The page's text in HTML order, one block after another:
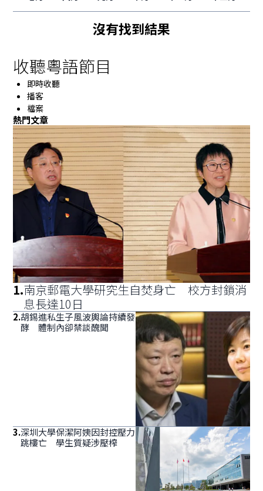
沒有找到結果
收聽粵語節目
即時收聽
播客
檔案
熱門文章
1.南京郵電大學研究生自焚身亡 校方封鎖消
息長達10日
2.胡錫進私生子風波輿論持續發
酵 體制內卻禁談醜聞
3.深圳大學保潔阿姨因封控壓力
跳樓亡 學生質疑涉壓榨